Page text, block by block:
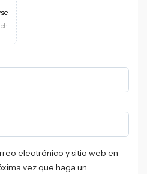
electrónico y sitio web en
vez que haga un